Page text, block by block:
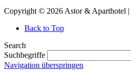
Copyright © 2026 Astor & Aparthotel |
Back to Top
Search
Suchbegriffe
Navigation überspringen